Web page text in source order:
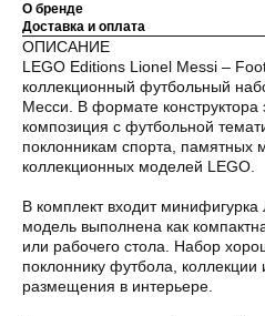
О бренде
Доставка и оплата
ОПИСАНИЕ
LEGO Editions Lionel Messi –
коллекционный футбольный
Месси. В формате конструктора
композиция с футбольной
поклонникам спорта, памятных
коллекционных моделей LEGO.
В комплект входит
модель выполнена как
или рабочего стола. Набор
поклоннику футбола, коллекции
размещения в интерьере.